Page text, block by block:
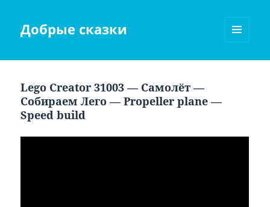
Добрые сказки
Lego Creator 31003 — Самолёт —
Собираем Лего — Propeller plane —
Speed build